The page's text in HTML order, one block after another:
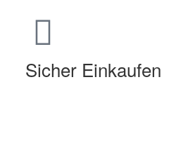
Sicher Einkaufen